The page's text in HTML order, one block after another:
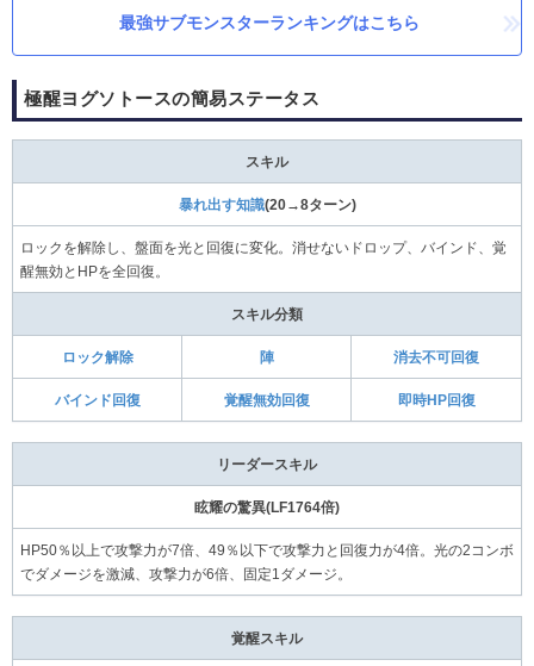
最強サブモンスターランキングはこちら
極醒ヨグソトースの簡易ステータス
スキル
暴れ出す知識(20→8ターン)
ロックを解除し、盤面を光と回復に変化。消せないドロップ、バインド、覚
醒無効とHPを全回復。
スキル分類
ロック解除 陣 消去不可回復
バインド回復 覚醒無効回復 即時HP回復
リーダースキル
眩耀の驚異(LF1764倍)
HP50％以上で攻撃力が7倍、49％以下で攻撃力と回復力が4倍。光の2コンボ
でダメージを激減、攻撃力が6倍、固定1ダメージ。
覚醒スキル